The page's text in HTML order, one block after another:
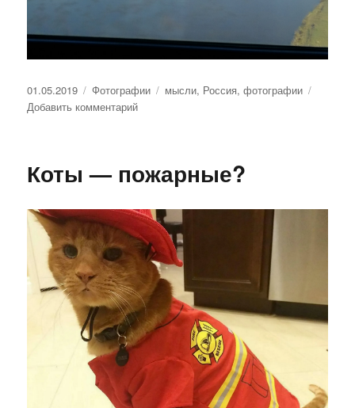
Опубликовано
01.05.2019 Рубрики
Фотографии Метки
мысли, Россия,фотографии
Добавить комментарий
Коты — пожарные?